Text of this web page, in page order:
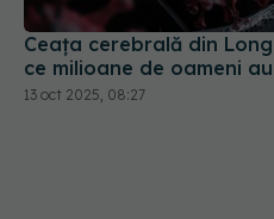
Ceața cerebrală din
ce milioane de oameni
13 oct 2025, 08:27